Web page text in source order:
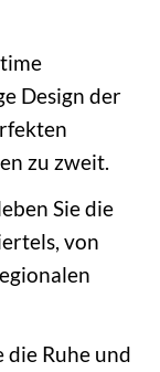
Design der
zu zweit.
Sie die
von
die Ruhe und